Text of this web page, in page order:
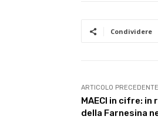
Condividere
ARTICOLO PRECEDENTE
MAECI in cifre:
della Farnesina